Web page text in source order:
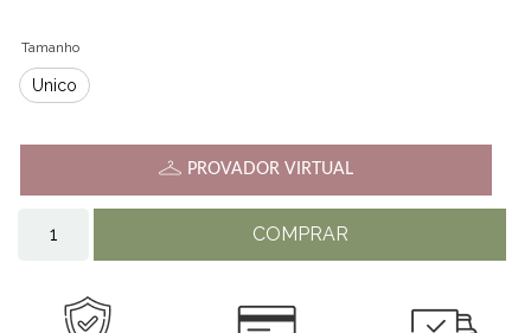
Tamanho
Único
PROVADOR VIRTUAL
COMPRAR